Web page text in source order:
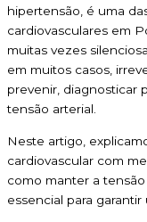
hipertensão, é uma
cardiovasculares em
muitas vezes
em muitos casos,
prevenir, diagnosticar
tensão arterial.
Neste artigo,
cardiovascular com
como manter a
essencial para